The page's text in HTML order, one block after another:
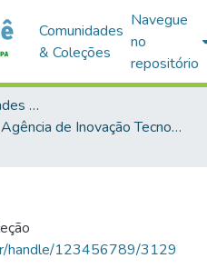
Comunidades
& Coleções
Navegue
no
repositório
Campus Sede - Unidades Administrativas
Agência de Inovação Tecnológica
handle/123456789/3129